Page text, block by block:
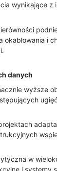
wynikające z
i
danych
wyższe
w